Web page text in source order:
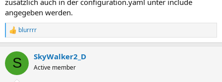
angegeben werden.
R
e
k
i
blurrrr
S SkyWalker2_D
Active member